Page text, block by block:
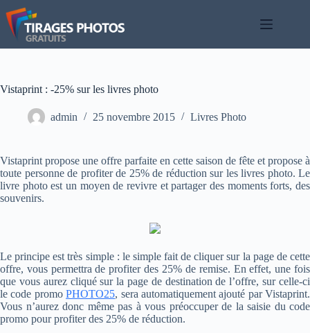
Passer
au
contenu
Vistaprint : -25% sur les livres photo
admin 25 novembre 2015 Livres Photo
Vistaprint propose une offre parfaite en cette saison de fête et propose à
toute personne de profiter de 25% de réduction sur les livres photo. Le
livre photo est un moyen de revivre et partager des moments forts, des
souvenirs.
Le principe est très simple : le simple fait de cliquer sur la page de cette
offre, vous permettra de profiter des 25% de remise. En effet, une fois
que vous aurez cliqué sur la page de destination de l’offre, sur celle-ci
le code promoPHOTO25, sera automatiquement ajouté par Vistaprint.
Vous n’aurez donc même pas à vous préoccuper de la saisie du code
promo pour profiter des 25% de réduction.